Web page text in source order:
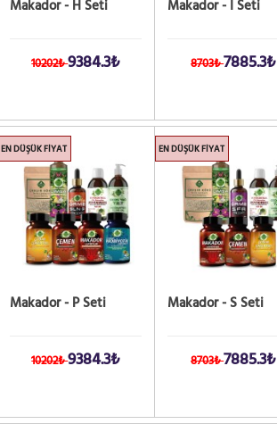
Makador - H Seti
10202₺9384.3₺
Makador - İ Seti
8703₺7885.3₺
EN DÜŞÜK FIYAT
Makador - P Seti
10202₺9384.3₺
EN DÜŞÜK FIYAT
Makador - S Seti
8703₺7885.3₺